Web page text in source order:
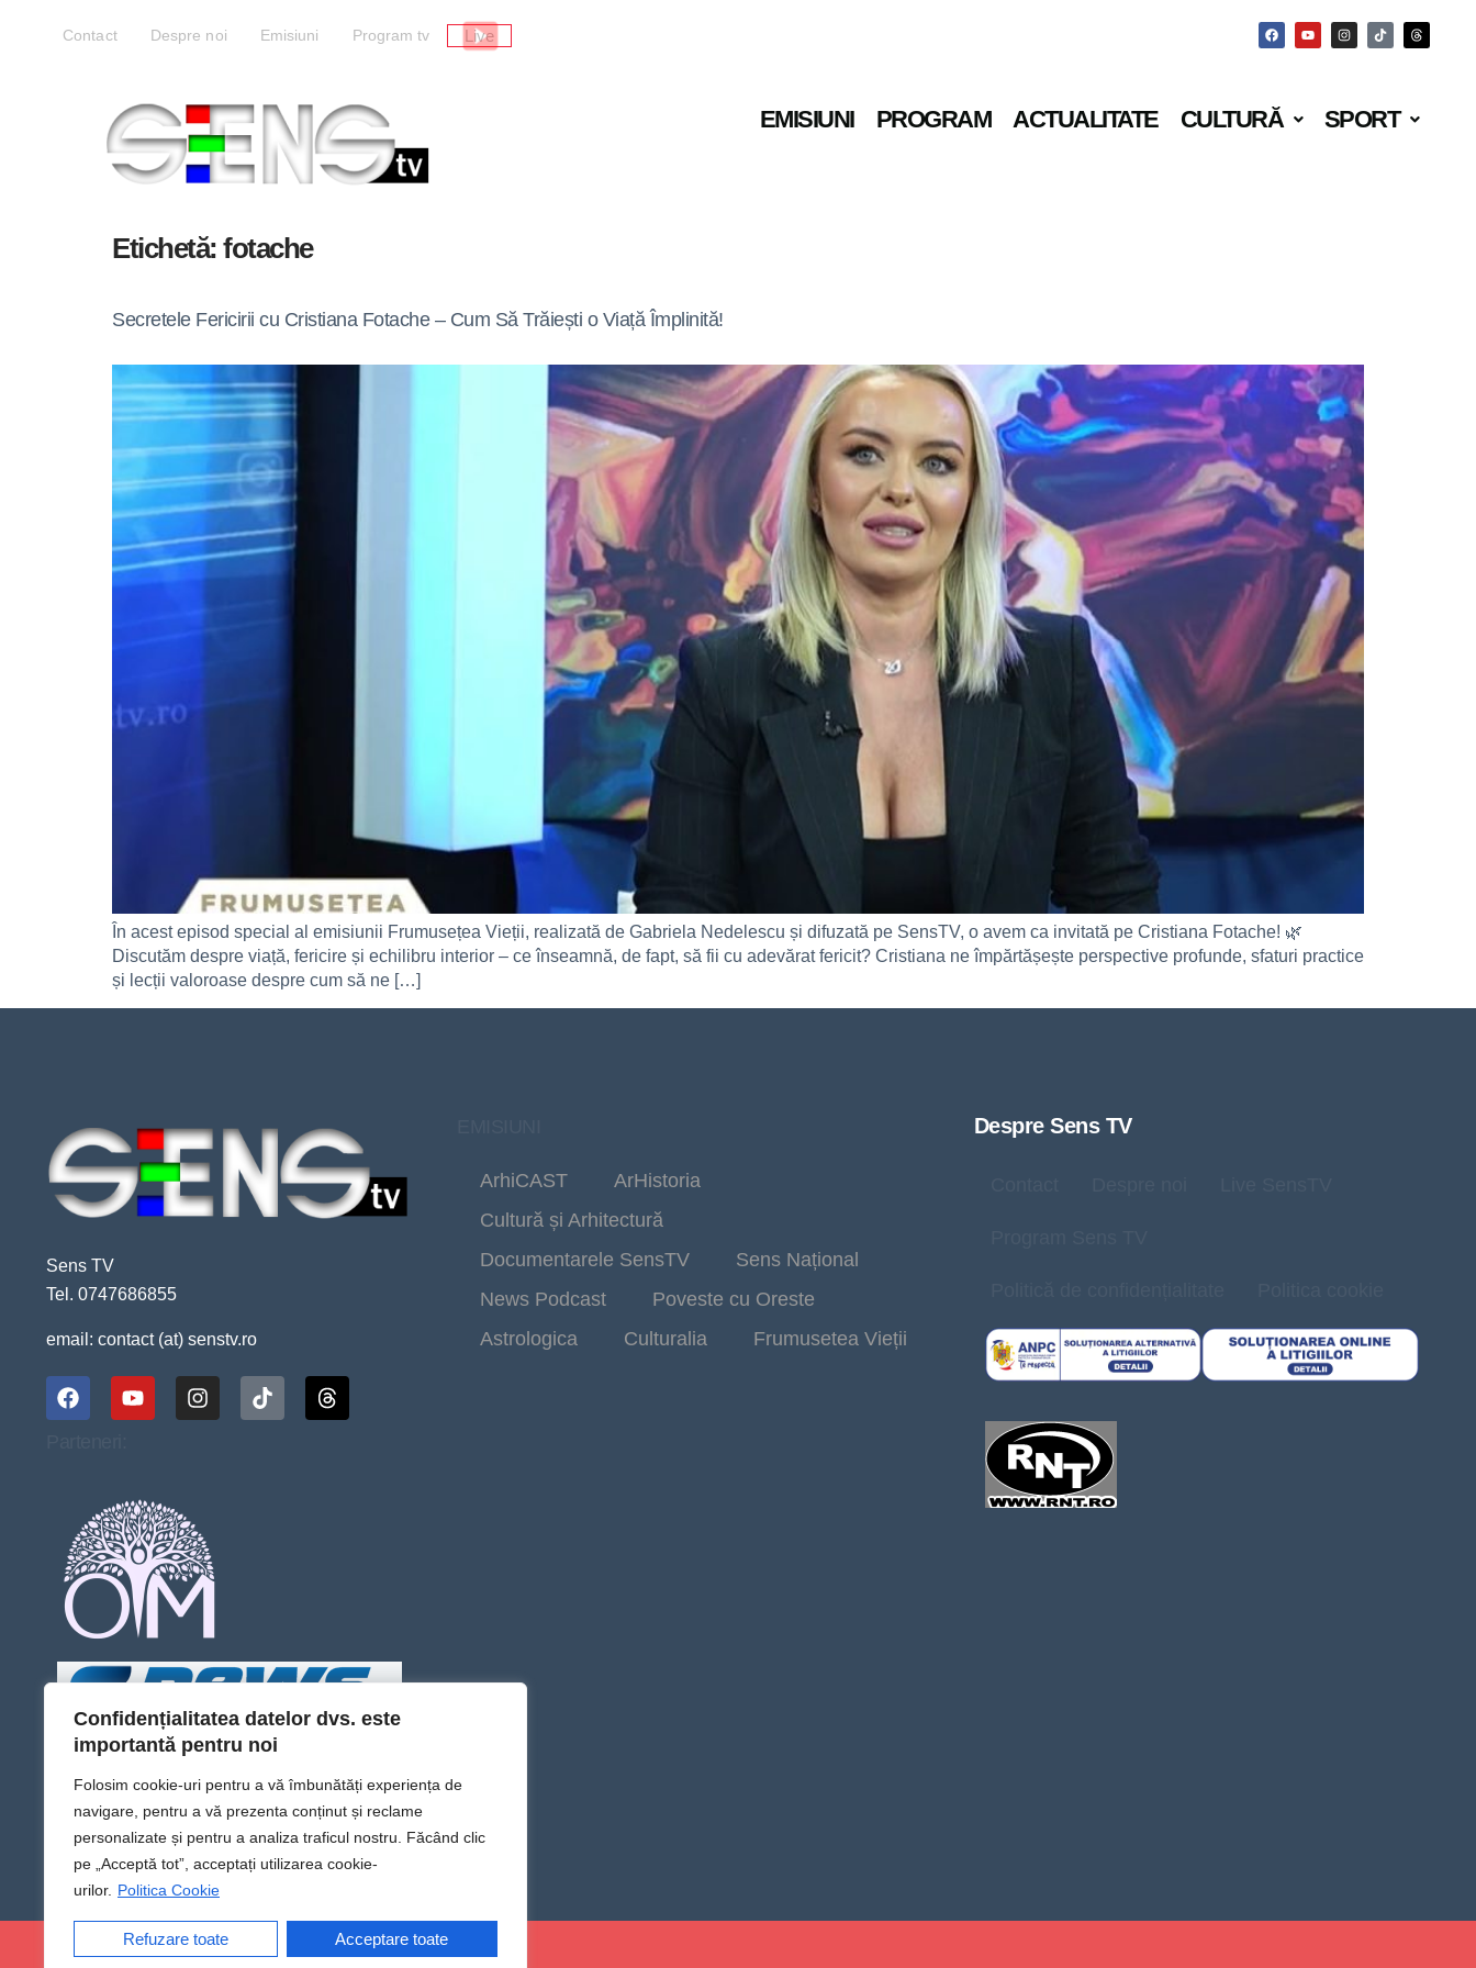
Confidențialitatea datelor dvs. este
importantă pentru noi
Folosim cookie-uri pentru a vă îmbunătăți experiența de
navigare, pentru a vă prezenta conținut și reclame
personalizate și pentru a analiza traficul nostru. Făcând clic
pe „Acceptă tot”, acceptați utilizarea cookie-
urilor. Politica Cookie
Refuzare toate Acceptare toate
Contact Despre noi Emisiuni Program tv Live
EMISIUNI PROGRAM ACTUALITATE CULTURĂ SPORT
Etichetă: fotache
Secretele Fericirii cu Cristiana Fotache – Cum Să Trăiești o Viață Împlinită!
În acest episod special al emisiunii Frumusețea Vieții, realizată de Gabriela Nedelescu și difuzată pe SensTV, o avem ca invitată pe Cristiana Fotache! 🌿
Discutăm despre viață, fericire și echilibru interior – ce înseamnă, de fapt, să fii cu adevărat fericit? Cristiana ne împărtășește perspective profunde, sfaturi practice
și lecții valoroase despre cum să ne […]
Sens TV
Tel. 0747686855
email: contact (at) senstv.ro
ArhiCAST
ArHistoria
Cultură și Arhitectură
Documentarele SensTV
Sens Național
News Podcast
Poveste cu Oreste
Astrologica
Culturalia Frumusetea Vieții
Despre Sens TV
@Sens TV | Dă sens omului din tine!